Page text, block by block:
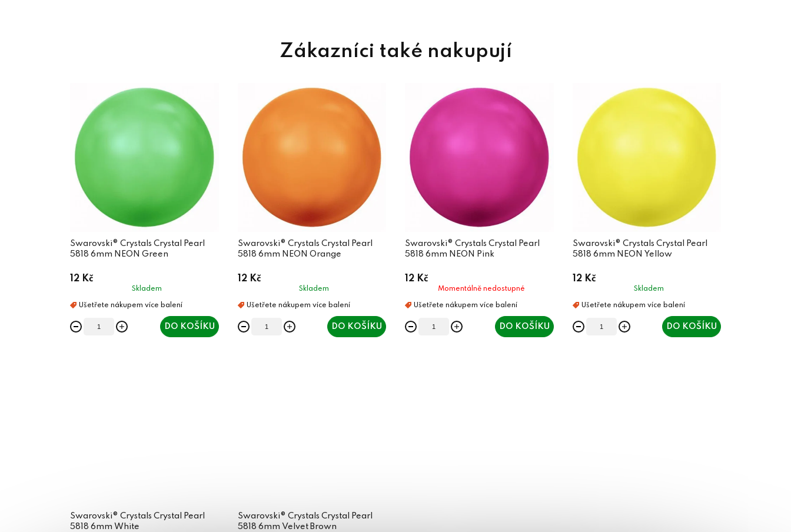
Swarovski® Crystals Crystal Pearl
5818 6mm NEON Green
12 Kč
Skladem
DO KOŠÍKU
Swarovski® Crystals Crystal Pearl
5818 6mm NEON Orange
12 Kč
Skladem
DO KOŠÍKU
Swarovski® Crystals Crystal Pearl
5818 6mm NEON Pink
12 Kč
Momentálně nedostupné
DO KOŠÍKU
Swarovski® Crystals Crystal Pearl
5818 6mm NEON Yellow
12 Kč
Skladem
DO KOŠÍKU
Swarovski® Crystals Crystal Pearl
5818 6mm White
Swarovski® Crystals Crystal Pearl
5818 6mm Velvet Brown